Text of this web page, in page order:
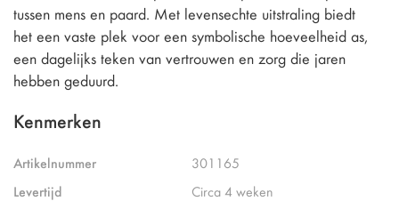
tussen mens en paard. Met levensechte uitstraling biedt
het een vaste plek voor een symbolische hoeveelheid as,
een dagelijks teken van vertrouwen en zorg die jaren
hebben geduurd.
Kenmerken
Artikelnummer
301165
Levertijd
Circa 4 weken